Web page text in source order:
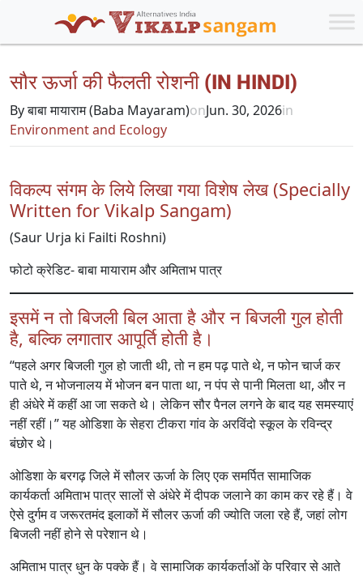
सौर ऊर्जा की फैलती रोशनी (IN HINDI)
By बाबा मायाराम (Baba Mayaram)onJun. 30, 2026in
Environment and Ecology
विकल्प संगम के लिये लिखा गया विशेष लेख (Specially
Written for Vikalp Sangam)
(Saur Urja ki Failti Roshni)
फोटो क्रेडिट- बाबा मायाराम और अमिताभ पात्र
इसमें न तो बिजली बिल आता है और न बिजली गुल होती
है, बल्कि लगातार आपूर्ति होती है।
“पहले अगर बिजली गुल हो जाती थी, तो न हम पढ़ पाते थे, न फोन चार्ज कर
पाते थे, न भोजनालय में भोजन बन पाता था, न पंप से पानी मिलता था, और न
ही अंधेरे में कहीं आ जा सकते थे। लेकिन सौर पैनल लगने के बाद यह समस्याएं
नहीं रहीं।” यह ओडिशा के सेहरा टीकरा गांव के अरविंदो स्कूल के रविन्द्र
बंछोर थे।
ओडिशा के बरगढ़ जिले में सौलर ऊर्जा के लिए एक समर्पित सामाजिक
कार्यकर्ता अमिताभ पात्र सालों से अंधेरे में दीपक जलाने का काम कर रहे हैं। वे
ऐसे दुर्गम व जरूरतमंद इलाकों में सौलर ऊर्जा की ज्योति जला रहे हैं, जहां लोग
बिजली नहीं होने से परेशान थे।
अमिताभ पात्र धुन के पक्के हैं। वे सामाजिक कार्यकर्ताओं के परिवार से आते